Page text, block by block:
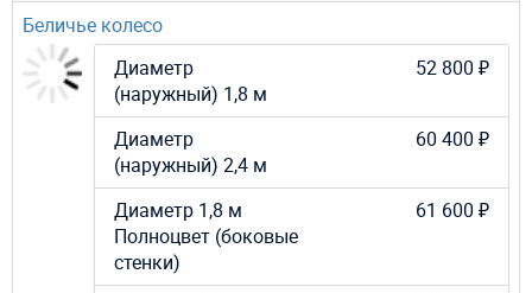
Беличье колесо
Диаметр
(наружный) 1,8 м
52 800 ₽
Диаметр
(наружный) 2,4 м
60 400 ₽
Диаметр 1,8 м
Полноцвет (боковые
стенки)
61 600 ₽